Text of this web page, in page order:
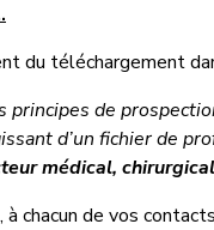
du téléchargement
principes de
d’un fichier de
médical,
chacun de vos